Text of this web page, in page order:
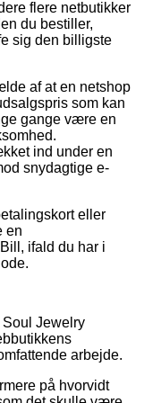
flere netbutikker
du bestiller,
sig den billigste
af at en netshop
som kan
gange være en
ind under en
snydagtige e-
eller
en
ifald du har i
Jewelry
arbejde.
på hvorvidt